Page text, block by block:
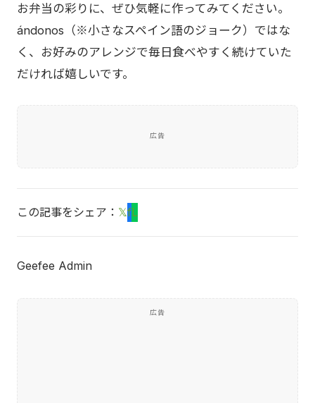
お弁当の彩りに、ぜひ気軽に作ってみてください。
ándonos（※小さなスペイン語のジョーク）ではな
く、お好みのアレンジで毎日食べやすく続けていた
だければ嬉しいです。
広告
この記事をシェア： 𝕏fL
Geefee Admin
広告